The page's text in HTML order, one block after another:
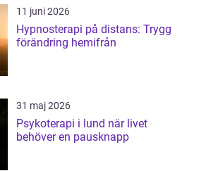
11 juni 2026
Hypnosterapi på distans: Trygg
förändring hemifrån
31 maj 2026
Psykoterapi i lund när livet
behöver en pausknapp